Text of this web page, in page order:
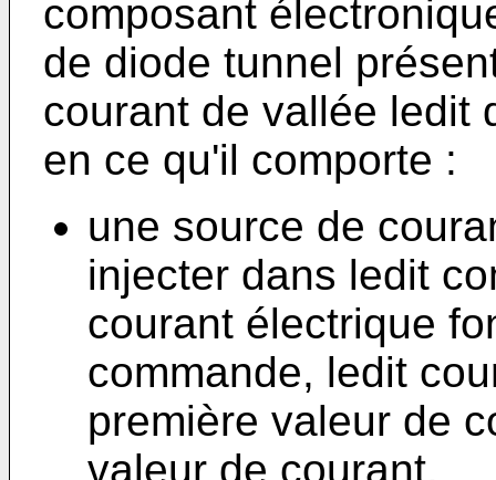
composant
de diode tunnel
courant de vallée ledit
en ce qu'il comporte :
une source de
injecter dans ledit
courant électrique
commande, ledit
première valeur de
valeur de courant,